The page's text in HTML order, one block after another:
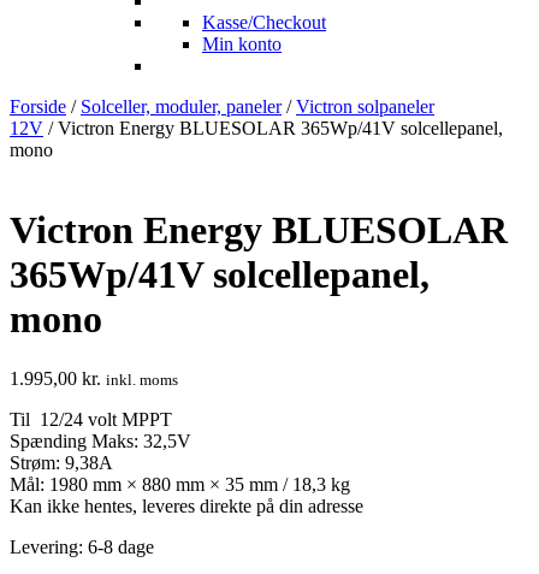
Kasse/Checkout
Min konto
Forside / Solceller, moduler, paneler/Victron solpaneler
12V / Victron Energy BLUESOLAR 365Wp/41V solcellepanel,
mono
Victron Energy BLUESOLAR
365Wp/41V solcellepanel,
mono
1.995,00 kr. inkl. moms
Til 12/24 volt MPPT
Spænding Maks: 32,5V
Strøm: 9,38A
Mål: 1980 mm × 880 mm × 35 mm / 18,3 kg
Kan ikke hentes, leveres direkte på din adresse
Levering: 6-8 dage